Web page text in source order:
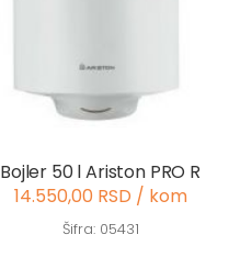
Bojler 50 l Ariston PRO R
14.550,00 RSD / kom
Šifra: 05431